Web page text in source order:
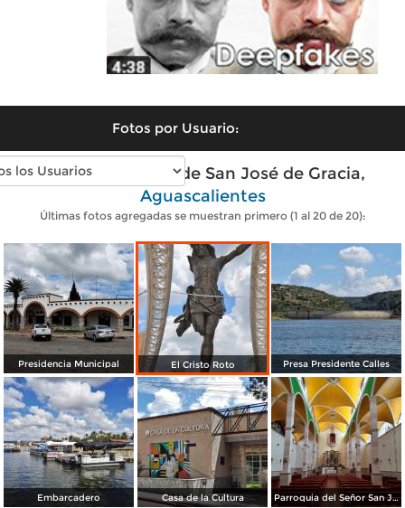
Fotos por Usuario:
Fotos modernas de San José de Gracia,
Aguascalientes
Últimas fotos agregadas se muestran primero (1 al 20 de 20):
Presidencia Municipal El Cristo Roto Presa Presidente Calles
Embarcadero Casa de la Cultura Parroquia del Señor San José